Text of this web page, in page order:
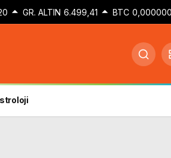
GR. ALTIN 6.499,41 BTC 0,000000